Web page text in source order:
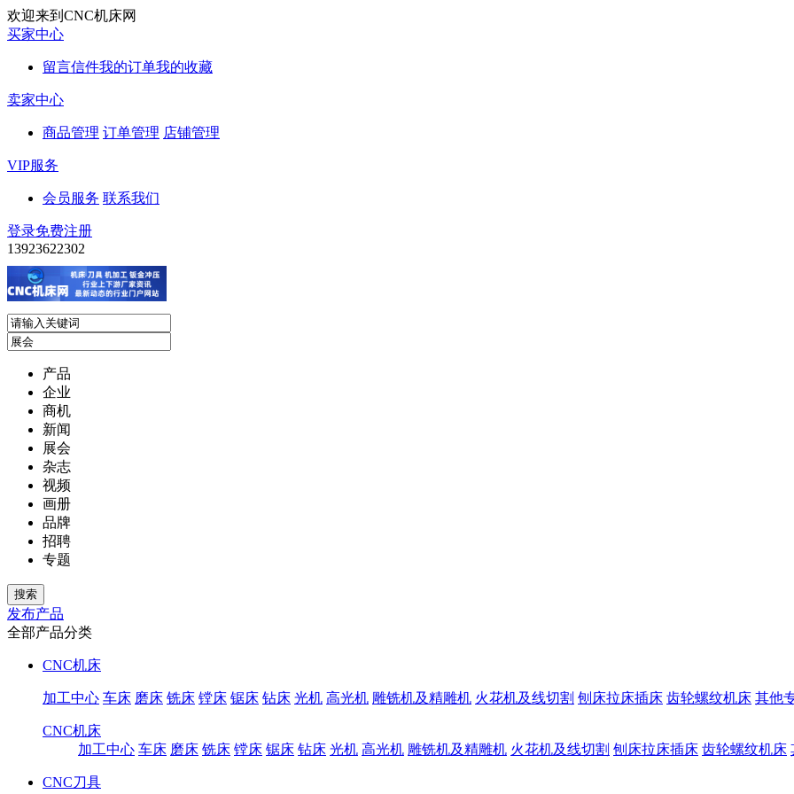
欢迎来到CNC机床网
买家中心
留言信件我的订单我的收藏
卖家中心
商品管理 订单管理 店铺管理
VIP服务
会员服务 联系我们
登录免费注册
13923622302
产品
企业
商机
新闻
展会
杂志
视频
画册
品牌
招聘
专题
发布产品
全部产品分类
CNC机床
加工中心 车床 磨床 铣床 镗床 锯床 钻床 光机 高光机 雕铣机及精雕机 火花机及线切割 刨床拉床插床 齿轮螺纹机床 其他
CNC机床
加工中心 车床 磨床 铣床 镗床 锯床 钻床 光机 高光机 雕铣机及精雕机 火花机及线切割 刨床拉床插床 齿轮螺纹机床
CNC刀具